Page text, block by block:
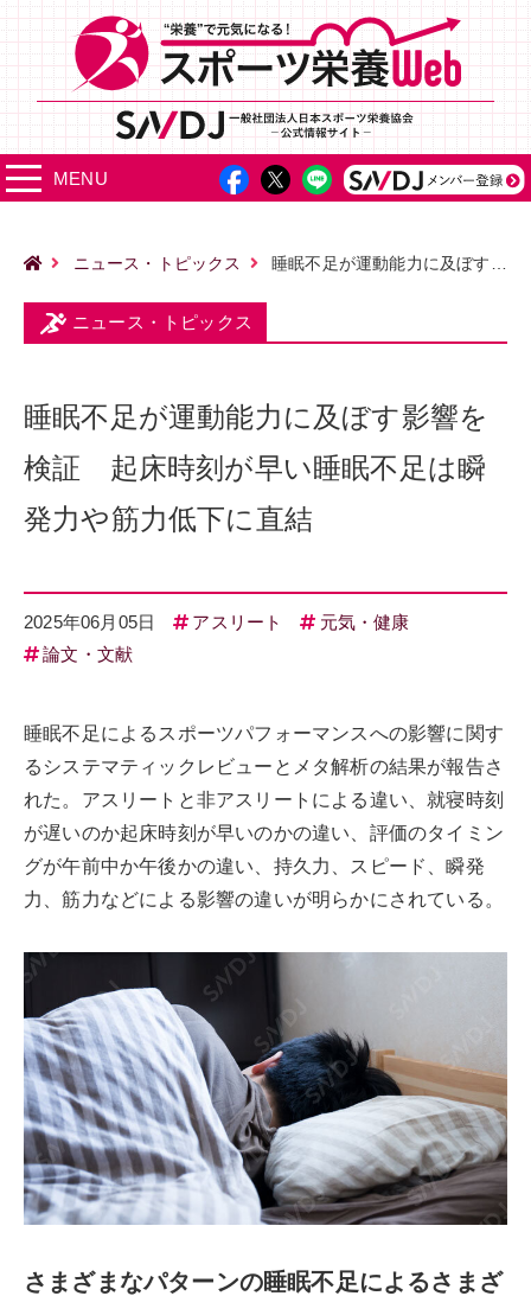
MENU
ニュース・トピックス 睡眠不足が運動能力に及ぼす影響を検証 起床時刻が早い睡眠不足は瞬発力や筋力低下に直結
ニュース・トピックス
睡眠不足が運動能力に及ぼす影響を
検証 起床時刻が早い睡眠不足は瞬
発力や筋力低下に直結
2025年06月05日 アスリート
元気・健康
論文・文献
睡眠不足によるスポーツパフォーマンスへの影響に関す
るシステマティックレビューとメタ解析の結果が報告さ
れた。アスリートと非アスリートによる違い、就寝時刻
が遅いのか起床時刻が早いのかの違い、評価のタイミン
グが午前中か午後かの違い、持久力、スピード、瞬発
力、筋力などによる影響の違いが明らかにされている。
さまざまなパターンの睡眠不足によるさまざ